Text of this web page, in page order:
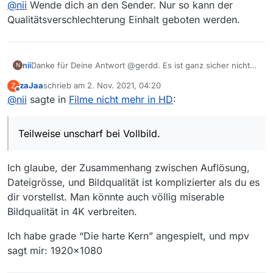
nunja…
@nii Wende dich an den Sender. Nur so kann der
Qualitätsverschlechterung Einhalt geboten werden.
N niiDanke für Deine Antwort @gerdd. Es ist ganz sicher nicht
am Bildschirm. Teilweise unscharf bei Vollbild.
nunja…
Z
Offline
zaJaaschrieb am 2. Nov. 2021, 04:20
zuletzt editiert von
@nii sagte in Filme nicht mehr in HD:
Teilweise unscharf bei Vollbild.
Ich glaube, der Zusammenhang zwischen Auflösung,
Dateigrösse, und Bildqualität ist komplizierter als du es
dir vorstellst. Man könnte auch völlig miserable
Bildqualität in 4K verbreiten.
Ich habe grade “Die harte Kern” angespielt, und mpv
sagt mir: 1920x1080